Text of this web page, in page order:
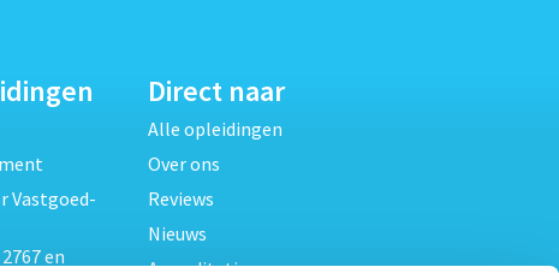
Vastgoed-
en
Direct naar
Alle opleidingen
Over ons
Reviews
Nieuws
Accreditaties